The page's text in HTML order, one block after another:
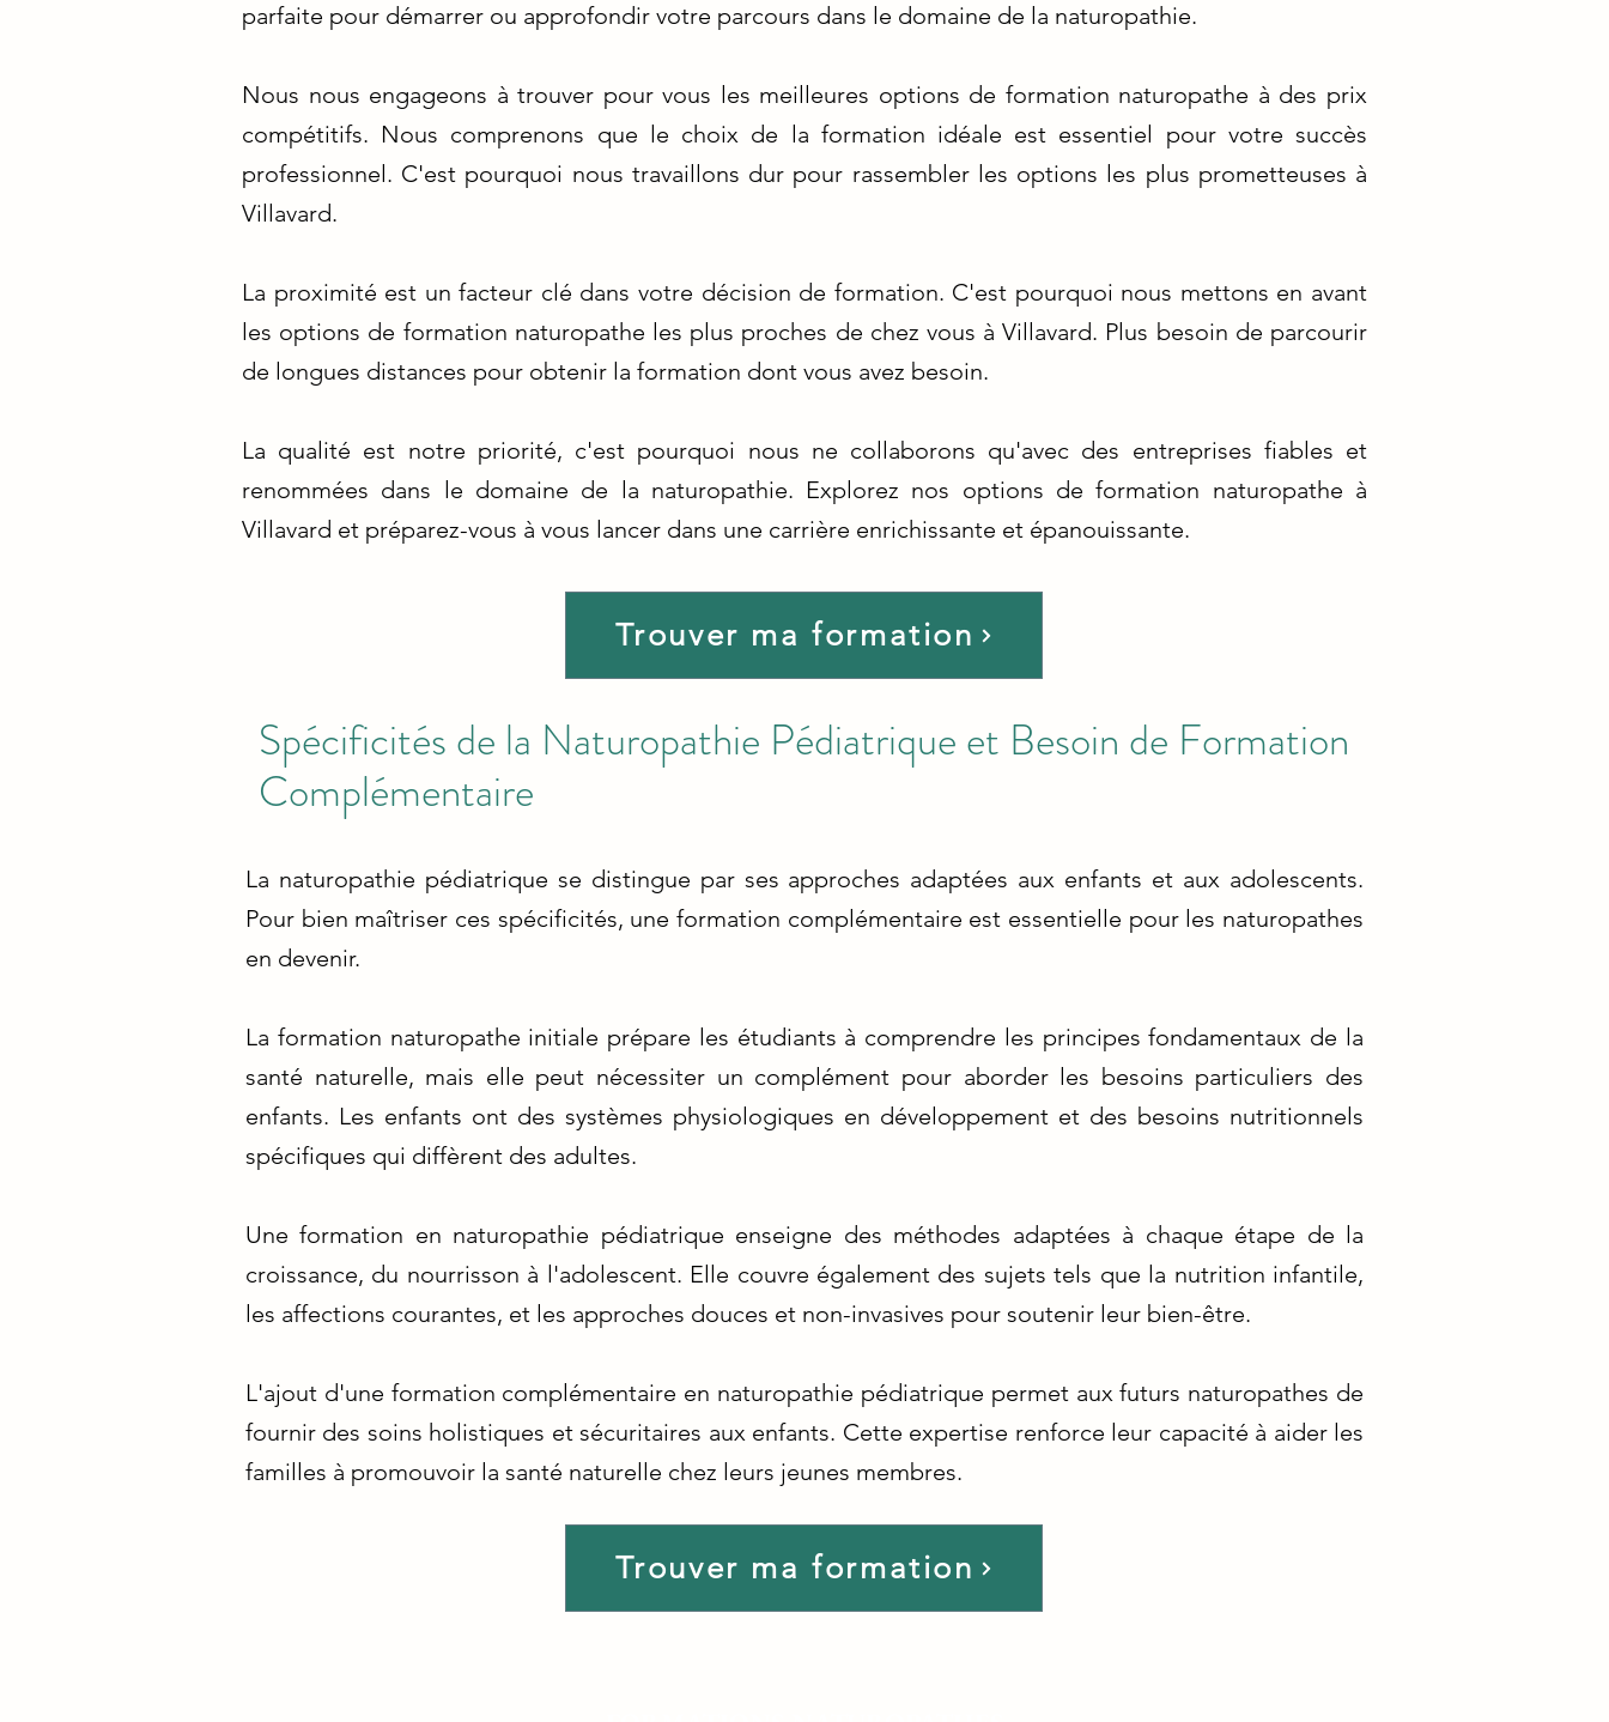
parfaite pour démarrer ou approfondir votre parcours dans le domaine de la naturopathie.
Nous nous engageons à trouver pour vous les meilleures options de formation naturopathe à des prix
compétitifs. Nous comprenons que le choix de la formation idéale est essentiel pour votre succès
professionnel. C'est pourquoi nous travaillons dur pour rassembler les options les plus prometteuses à
Villavard.
La proximité est un facteur clé dans votre décision de formation. C'est pourquoi nous mettons en avant
les options de formation naturopathe les plus proches de chez vous à Villavard. Plus besoin de parcourir
de longues distances pour obtenir la formation dont vous avez besoin.
La qualité est notre priorité, c'est pourquoi nous ne collaborons qu'avec des entreprises fiables et
renommées dans le domaine de la naturopathie. Explorez nos options de formation naturopathe à
Villavard et préparez-vous à vous lancer dans une carrière enrichissante et épanouissante.
Trouver ma formation
Spécificités de la Naturopathie Pédiatrique et Besoin de Formation
Complémentaire
La naturopathie pédiatrique se distingue par ses approches adaptées aux enfants et aux adolescents.
Pour bien maîtriser ces spécificités, une formation complémentaire est essentielle pour les naturopathes
en devenir.
La formation naturopathe initiale prépare les étudiants à comprendre les principes fondamentaux de la
santé naturelle, mais elle peut nécessiter un complément pour aborder les besoins particuliers des
enfants. Les enfants ont des systèmes physiologiques en développement et des besoins nutritionnels
spécifiques qui diffèrent des adultes.
Une formation en naturopathie pédiatrique enseigne des méthodes adaptées à chaque étape de la
croissance, du nourrisson à l'adolescent. Elle couvre également des sujets tels que la nutrition infantile,
les affections courantes, et les approches douces et non-invasives pour soutenir leur bien-être.
L'ajout d'une formation complémentaire en naturopathie pédiatrique permet aux futurs naturopathes de
fournir des soins holistiques et sécuritaires aux enfants. Cette expertise renforce leur capacité à aider les
familles à promouvoir la santé naturelle chez leurs jeunes membres.
Trouver ma formation